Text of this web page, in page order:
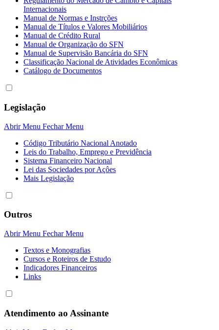
Internacionais
Manual de Normas e Instrções
Manual de Títulos e Valores Mobiliários
Manual de Crédito Rural
Manual de Organização do SFN
Manual de Supervisão Bancária do SFN
Classificação Nacional de Atividades Econômicas
Catálogo de Documentos
Legislação
Abrir Menu Fechar Menu
Código Tributário Nacional Anotado
Leis do Trabalho, Emprego e Previdência
Sistema Financeiro Nacional
Lei das Sociedades por Açôes
Mais Legislação
Outros
Abrir Menu Fechar Menu
Textos e Monografias
Cursos e Roteiros de Estudo
Indicadores Financeiros
Links
Atendimento ao Assinante